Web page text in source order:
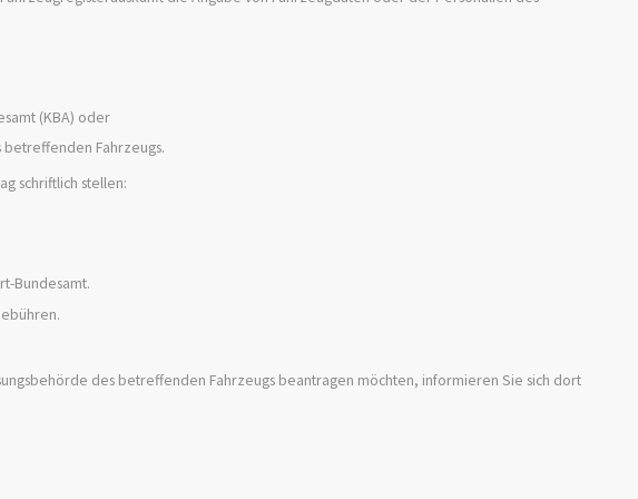
(KBA) oder
Fahrzeugs.
schriftlich stellen:
Bundesamt.
des betreffenden Fahrzeugs beantragen möchten, informieren Sie sich dort